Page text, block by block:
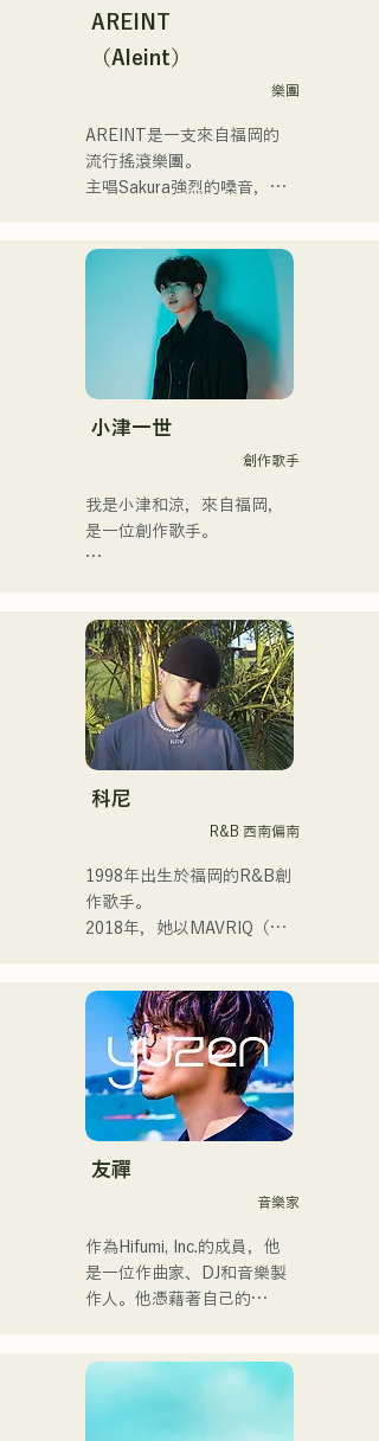
summit)、福岡市武道館オー
プニング記念イベント,結婚
す。
アーティストの日本人父と
アメリカ人母から生まれた
催。
AREINT
（Aleint）
樂團
AREINT是一支來自福岡的
流行搖滾樂團。
主唱Sakura強烈的嗓音，與
合，共同創造出一種既引人
入勝又熟悉的搖滾樂，這就
是AREINT的獨特之處。
他們的歌曲《Remember
Me》被選為「KBC Radio
Hawks Live 2024」的片頭
曲。
小津一世
創作歌手
我是小津和涼，來自福岡，
是一位創作歌手。
中表演！
我從小就熱愛音樂。
進入高中後，我開始在眾人
面前唱歌，並決定成為一名
歌手。
生共鳴的音樂。
・榮獲2022年度
將於2024年擔任KBC Radio
的片頭曲。
我預計在2024年12月24日在
大丸廣場舉行的慈善音樂馬
拉鬆上亮相。
科尼
R&B 西南偏南
1998年出生於福岡的R&B創
作歌手。
2018年，她以MAVRIQ（原
音樂生涯。
2022年，她以Kønny為藝名
開始個人活動。
她融合了自童年時代便深受
影響的90年代和00年代的
R&B音樂，追求著全新的音
樂風格。甜美的嗓音和偶爾
請關注她幹練的風格。
友禪
音樂家
作為Hifumi, Inc.的成員，他
是一位作曲家、DJ和音樂製
作人。他憑藉著自己的
台表現和紮實的DJ技巧備受